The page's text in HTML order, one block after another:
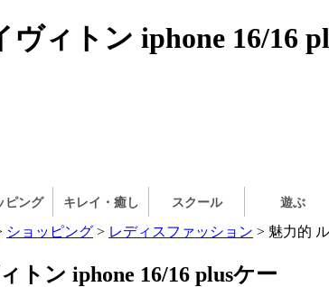
ヴィトン iphone 16/16
ピング キレイ・癒し スクール 遊ぶ
ショッピング > レディスファッション > 魅力的
トン iphone 16/16 plusケー